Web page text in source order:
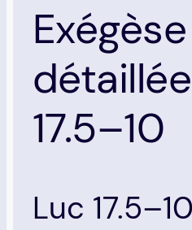
Exégèse
17.5–10
Luc